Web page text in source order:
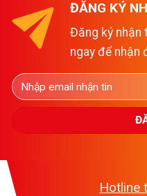
ĐĂNG KÝ
Đăng ký nhận
ngay để nhận
Hotline